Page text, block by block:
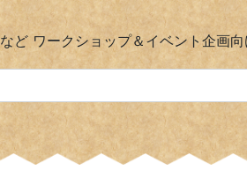
ど ワークショップ＆イベント企画